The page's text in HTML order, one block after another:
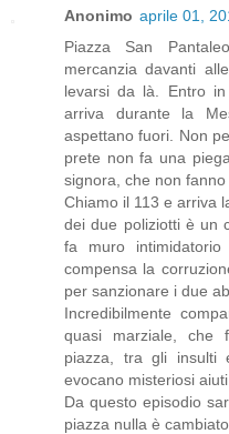
Anonimo aprile 01,
Piazza San
mercanzia davanti
levarsi da là. Entro
arriva durante la
aspettano fuori. Non
prete non fa una
signora, che non fanno
Chiamo il 113 e arriva
dei due poliziotti è un
fa muro
compensa la
per sanzionare i due
Incredibilmente
quasi marziale, che
piazza, tra gli insulti
evocano misteriosi
Da questo episodio
piazza nulla è cambiato.